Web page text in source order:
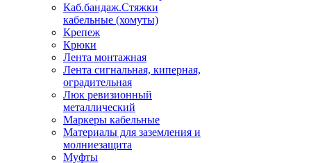
Каб.бандаж.Стяжки
кабельные (хомуты)
Крепеж
Крюки
Лента монтажная
Лента сигнальная, киперная,
оградительная
Люк ревизионный
металлический
Маркеры кабельные
Материалы для заземления и
молниезащита
Муфты